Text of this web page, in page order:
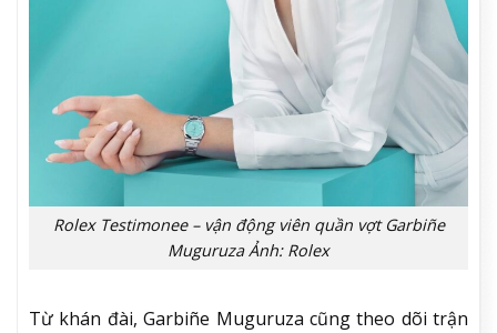
Rolex Testimonee – vận động viên quần vợt Garbiñe
Muguruza Ảnh: Rolex
Từ khán đài, Garbiñe Muguruza cũng theo dõi trận